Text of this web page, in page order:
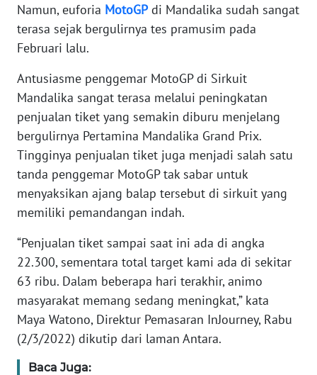
Namun, euforia MotoGPdi Mandalika sudah sangat
terasa sejak bergulirnya tes pramusim pada
Februari lalu.
Antusiasme penggemar MotoGP di Sirkuit
Mandalika sangat terasa melalui peningkatan
penjualan tiket yang semakin diburu menjelang
bergulirnya Pertamina Mandalika Grand Prix.
Tingginya penjualan tiket juga menjadi salah satu
tanda penggemar MotoGP tak sabar untuk
menyaksikan ajang balap tersebut di sirkuit yang
memiliki pemandangan indah.
“Penjualan tiket sampai saat ini ada di angka
22.300, sementara total target kami ada di sekitar
63 ribu. Dalam beberapa hari terakhir, animo
masyarakat memang sedang meningkat,” kata
Maya Watono, Direktur Pemasaran InJourney, Rabu
(2/3/2022) dikutip dari laman Antara.
Baca Juga:
Wahana
News
Regional
WN
SUMUT
WN
JAKARTA
WN
JABAR
WN
BANTEN
WN
NTT
WN
KEPRI